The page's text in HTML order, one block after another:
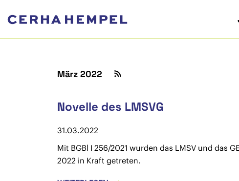
März 2022
Novelle des LMSVG
31.03.2022
Mit BGBl I 256/2021 wurden das LMSV und das
2022 in Kraft getreten.